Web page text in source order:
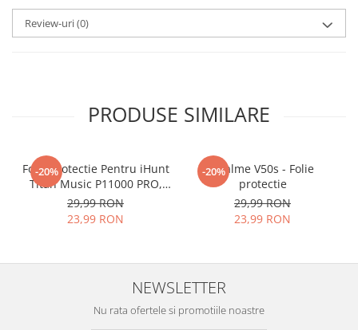
tu.
Materialul folosit in
esteNano Glass flexibil.
AcestagaranteazacaNU SE
SPARGE in mii de cioburi
ascutite si periculoase.
zgarieturi si spargere, ci si
INTARESTE ecranul!
Folia avand rezistenta 9H la
Review-uri(0)
PRODUSE SIMILARE
-20%
Folie Protectie Pentru iHunt
Titan Music P11000 PRO,
VDOO
29,99 RON
23,99 RON
-20%
Realme V50s - Folie
protectie
29,99 RON
23,99 RON
NEWSLETTER
Nu rata ofertele si promotiile noastre